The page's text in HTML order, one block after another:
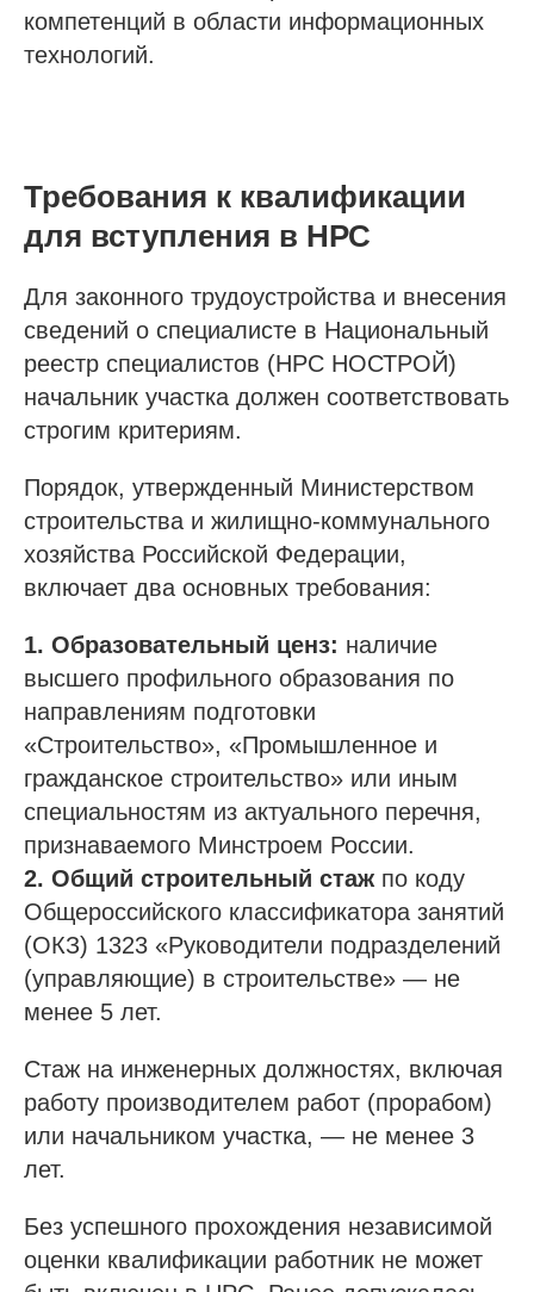
компетенций в области информационных
технологий.
Требования к квалификации
для вступления в НРС
Для законного трудоустройства и внесения
сведений о специалисте в Национальный
реестр специалистов (НРС НОСТРОЙ)
начальник участка должен соответствовать
строгим критериям.
Порядок, утвержденный Министерством
строительства и жилищно-коммунального
хозяйства Российской Федерации,
включает два основных требования:
1. Образовательный ценз: наличие
высшего профильного образования по
направлениям подготовки
«Строительство», «Промышленное и
гражданское строительство» или иным
специальностям из актуального перечня,
признаваемого Минстроем России.
2. Общий строительный стаж по коду
Общероссийского классификатора занятий
(ОКЗ) 1323 «Руководители подразделений
(управляющие) в строительстве» — не
менее 5 лет.
Стаж на инженерных должностях, включая
работу производителем работ (прорабом)
или начальником участка, — не менее 3
лет.
Без успешного прохождения независимой
оценки квалификации работник не может